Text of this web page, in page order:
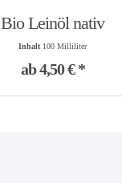
Bio Leinöl nativ
Inhalt 100 Milliliter
ab 4,50 € *